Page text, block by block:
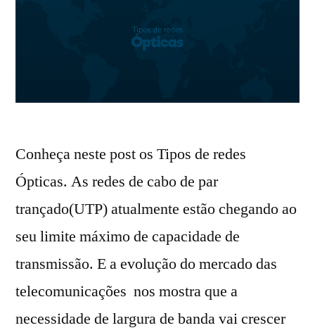
Conheça neste post os Tipos de redes
Ópticas. As redes de cabo de par
trançado(UTP) atualmente estão chegando ao
seu limite máximo de capacidade de
transmissão. E a evolução do mercado das
telecomunicações nos mostra que a
necessidade de largura de banda vai crescer